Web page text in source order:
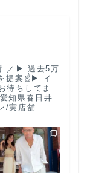
／ ▶︎ 過去5万
提案☝️ ▶︎ イ
待ちしてま
愛知県春日井
/実店舗